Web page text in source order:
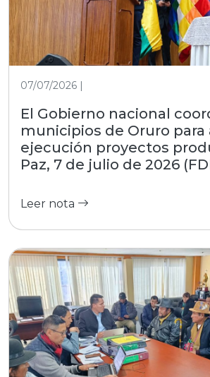
07/07/2026 |
El Gobierno nacional
municipios de Oruro para
ejecución proyectos
Paz, 7 de julio de 2026
las regiones, el Fondo de
del Ministerio de
Productivo, Rural y Agua,
este martes en el
interinstitucional
Asociación de Municipios
Departamento de Oruro
El evento, desarrollado en
Grande del Pueblo,
locales y autoridades del
Leer nota